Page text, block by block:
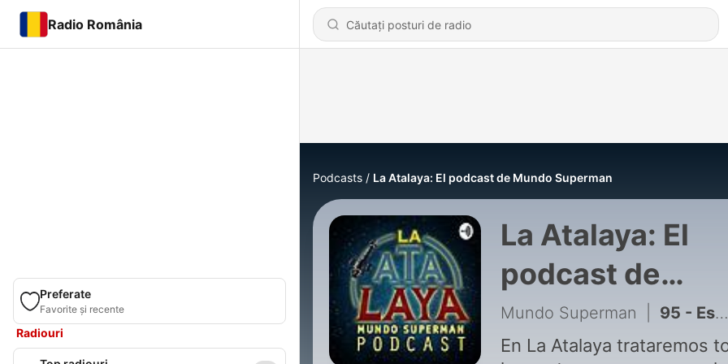
Radio România
Preferate
Favorite și recente
Radiouri
Podcasts La Atalaya: El podcast de Mundo Superman
La Atalaya: El
podcast de
Mundo
Mundo Superman 95 - Especial "Supergirl"
En La Atalaya trataremos